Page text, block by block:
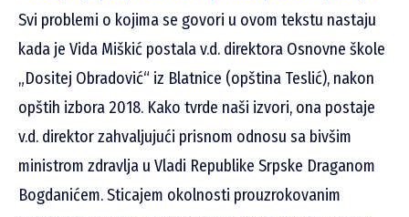
Svi problemi o kojima se govori u ovom tekstu nastaju
kada je Vida Miškić postala v.d. direktora Osnovne škole
„Dositej Obradović“ iz Blatnice (opština Teslić), nakon
opštih izbora 2018. Kako tvrde naši izvori, ona postaje
v.d. direktor zahvaljujući prisnom odnosu sa bivšim
ministrom zdravlja u Vladi Republike Srpske Draganom
Bogdanićem. Sticajem okolnosti prouzrokovanim